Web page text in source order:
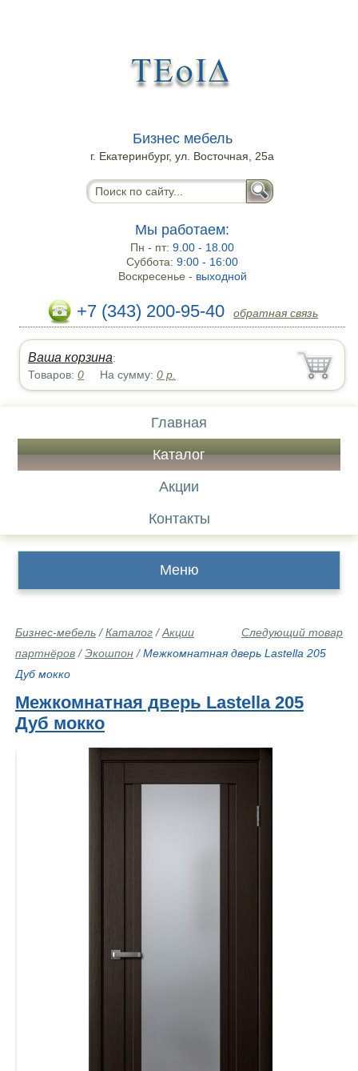
Бизнес мебель
г. Екатеринбург, ул. Восточная, 25а
Мы работаем:
Пн - пт:9.00 - 18.00
Суббота:9:00 - 16:00
Воскресенье - выходной
+7 (343) 200-95-40 обратная связь
Ваша корзина:
Товаров:0 На сумму:0 р.
Главная
Каталог
Акции
Контакты
Меню
Следующий товар
Бизнес-мебель /Каталог /Акции
партнёров /Экошпон /Межкомнатная дверь Lastella 205
Дуб мокко
Межкомнатная дверь Lastella 205
Дуб мокко